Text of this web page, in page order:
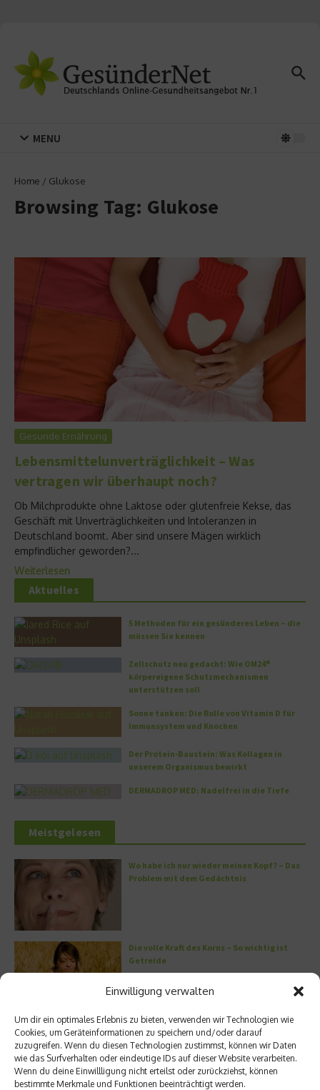
Einwilligung verwalten
Um dir ein optimales Erlebnis zu bieten, verwenden wir Technologien wie
Cookies, um Geräteinformationen zu speichern und/oder darauf
zuzugreifen. Wenn du diesen Technologien zustimmst, können wir Daten
wie das Surfverhalten oder eindeutige IDs auf dieser Website verarbeiten.
Wenn du deine Einwillligung nicht erteilst oder zurückziehst, können
bestimmte Merkmale und Funktionen beeinträchtigt werden.
MENU
Home / Glukose
Browsing Tag: Glukose
Gesunde Ernährung
Lebensmittelunverträglichkeit – Was
vertragen wir überhaupt noch?
Ob Milchprodukte ohne Laktose oder glutenfreie Kekse, das
Geschäft mit Unverträglichkeiten und Intoleranzen in
Deutschland boomt. Aber sind unsere Mägen wirklich
empfindlicher geworden?...
Weiterlesen
Aktuelles
5 Methoden für ein gesünderes Leben – die
müssen Sie kennen
Zellschutz neu gedacht: Wie OM24®
körpereigene Schutzmechanismen
unterstützen soll
Sonne tanken: Die Rolle von Vitamin D für
Immunsystem und Knochen
Der Protein-Baustein: Was Kollagen in
unserem Organismus bewirkt
DERMADROP MED: Nadelfrei in die Tiefe
Meistgelesen
Wo habe ich nur wieder meinen Kopf? – Das
Problem mit dem Gedächtnis
Die volle Kraft des Korns – So wichtig ist
Getreide
Entzündung der Nebenhöhlen: Symptome
und verschiedene Formen